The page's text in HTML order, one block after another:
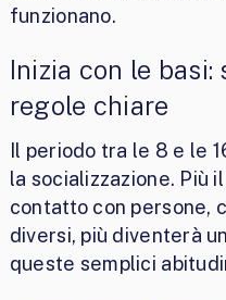
funzionano.
Inizia con le basi:
regole chiare
Il periodo tra le 8 e le
la socializzazione. Più
contatto con persone,
diversi, più diventerà
queste semplici